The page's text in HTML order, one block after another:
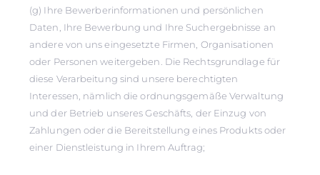
(g) Ihre Bewerberinformationen und persönlichen
Daten, Ihre Bewerbung und Ihre Suchergebnisse an
andere von uns eingesetzte Firmen, Organisationen
oder Personen weitergeben. Die Rechtsgrundlage für
diese Verarbeitung sind unsere berechtigten
Interessen, nämlich die ordnungsgemäße Verwaltung
und der Betrieb unseres Geschäfts, der Einzug von
Zahlungen oder die Bereitstellung eines Produkts oder
einer Dienstleistung in Ihrem Auftrag;